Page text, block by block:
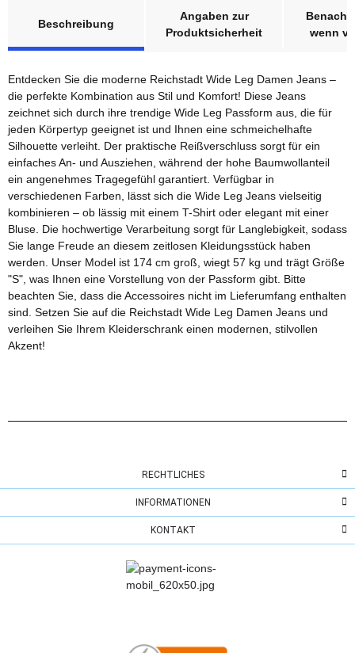
Beschreibung
Angaben zur
Produktsicherheit
wenn
Entdecken Sie die moderne Reichstadt Wide Leg Damen Jeans –
die perfekte Kombination aus Stil und Komfort! Diese Jeans
zeichnet sich durch ihre trendige Wide Leg Passform aus, die für
jeden Körpertyp geeignet ist und Ihnen eine schmeichelhafte
Silhouette verleiht. Der praktische Reißverschluss sorgt für ein
einfaches An- und Ausziehen, während der hohe Baumwollanteil
ein angenehmes Tragegefühl garantiert. Verfügbar in
verschiedenen Farben, lässt sich die Wide Leg Jeans vielseitig
kombinieren – ob lässig mit einem T-Shirt oder elegant mit einer
Bluse. Die hochwertige Verarbeitung sorgt für Langlebigkeit, sodass
Sie lange Freude an diesem zeitlosen Kleidungsstück haben
werden. Unser Model ist 174 cm groß, wiegt 57 kg und trägt Größe
"S", was Ihnen eine Vorstellung von der Passform gibt. Bitte
beachten Sie, dass die Accessoires nicht im Lieferumfang enthalten
sind. Setzen Sie auf die Reichstadt Wide Leg Damen Jeans und
verleihen Sie Ihrem Kleiderschrank einen modernen, stilvollen
Akzent!
RECHTLICHES
INFORMATIONEN
KONTAKT